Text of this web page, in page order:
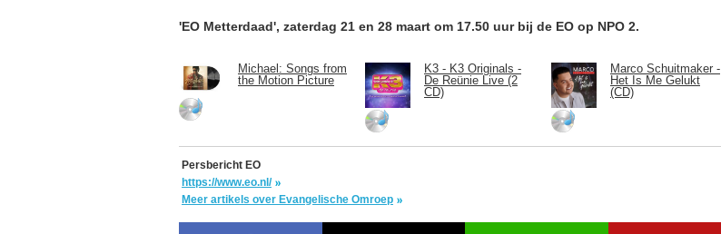
'EO Metterdaad', zaterdag 21 en 28 maart om 17.50 uur bij de EO op NPO 2.
Michael: Songs from
the Motion Picture
K3 - K3 Originals -
De Reünie Live (2
CD)
Marco Schuitmaker -
Het Is Me Gelukt
(CD)
Persbericht EO
https://www.eo.nl/
Meer artikels over Evangelische Omroep